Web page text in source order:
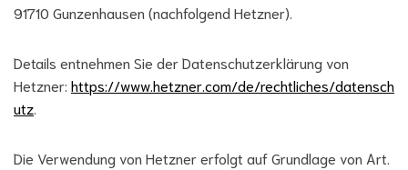
91710 Gunzenhausen (nachfolgend Hetzner).
Details entnehmen Sie der Datenschutzerklärung von
Hetzner: https://www.hetzner.com/de/rechtliches/datensch
utz
Die Verwendung von Hetzner erfolgt auf Grundlage von Art.